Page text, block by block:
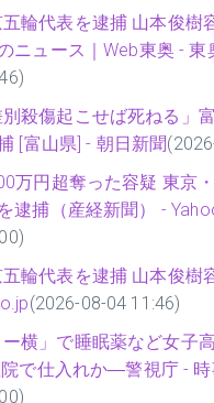
輪代表を逮捕 山本俊樹
ニュース｜Web東奥 - 東
別殺傷起こせば死ねる」
[富山県] - 朝日新聞
万円超奪った容疑 東京
逮捕（産経新聞） -
輪代表を逮捕 山本俊樹
(2026-08-04 11:46)
横」で睡眠薬など女子
で仕入れか―警視庁 -